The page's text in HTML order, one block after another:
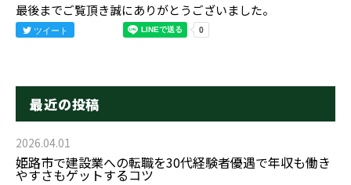
最後までご覧頂き誠にありがとうございました。
ツイート
最近の投稿
2026.04.01
姫路市で建設業への転職を30代経験者優遇で年収も働き
やすさもゲットするコツ